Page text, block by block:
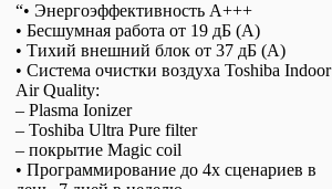
“• Энергоэффективность А+++
• Бесшумная работа от 19 дБ (А)
• Тихий внешний блок от 37 дБ (А)
• Cистема очистки воздуха Toshiba Indoor
Air Quality:
– Plasma Ionizer
– Toshiba Ultra Pure filter
– покрытие Magic coil
• Программирование до 4х сценариев в